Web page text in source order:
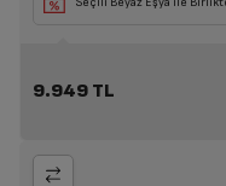
9.949 TL